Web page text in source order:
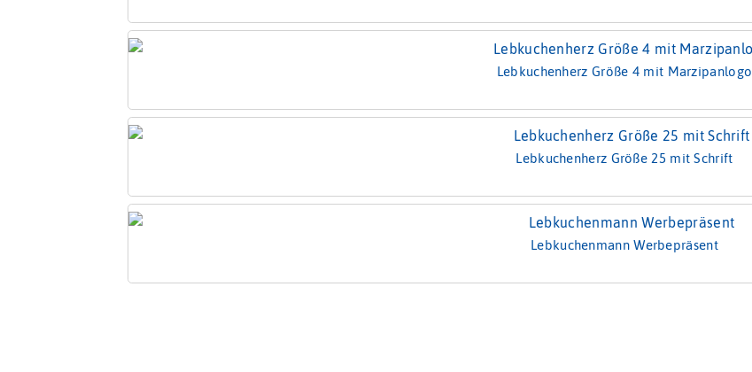
Lebkuchenherz Größe 4 mit Marzipanlogo
Lebkuchenherz Größe 25 mit Schrift
Lebkuchenmann Werbepräsent